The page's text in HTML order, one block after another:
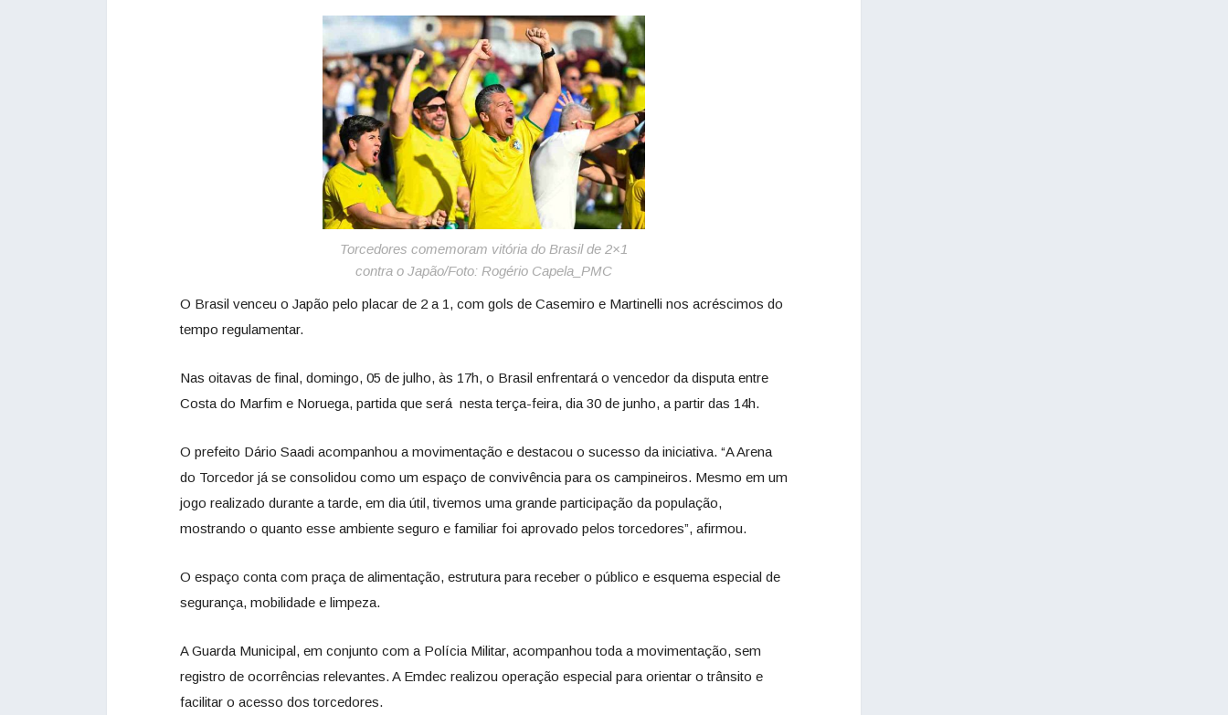
Torcedores comemoram vitória do Brasil de 2×1
contra o Japão/Foto: Rogério Capela_PMC
O Brasil venceu o Japão pelo placar de 2 a 1, com gols de Casemiro e Martinelli nos acréscimos do
tempo regulamentar.
Nas oitavas de final, domingo, 05 de julho, às 17h, o Brasil enfrentará o vencedor da disputa entre
Costa do Marfim e Noruega, partida que será nesta terça-feira, dia 30 de junho, a partir das 14h.
O prefeito Dário Saadi acompanhou a movimentação e destacou o sucesso da iniciativa. “A Arena
do Torcedor já se consolidou como um espaço de convivência para os campineiros. Mesmo em um
jogo realizado durante a tarde, em dia útil, tivemos uma grande participação da população,
mostrando o quanto esse ambiente seguro e familiar foi aprovado pelos torcedores”, afirmou.
O espaço conta com praça de alimentação, estrutura para receber o público e esquema especial de
segurança, mobilidade e limpeza.
A Guarda Municipal, em conjunto com a Polícia Militar, acompanhou toda a movimentação, sem
registro de ocorrências relevantes. A Emdec realizou operação especial para orientar o trânsito e
facilitar o acesso dos torcedores.